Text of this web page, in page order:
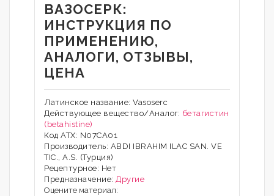
ВАЗОСЕРК:
ИНСТРУКЦИЯ ПО
ПРИМЕНЕНИЮ,
АНАЛОГИ, ОТЗЫВЫ,
ЦЕНА
Латинское название: Vasoserc
Действующее вещество/Аналог: бетагистин
(betahistine)
Код АТХ: N07CA01
Производитель: ABDI IBRAHIM ILAC SAN. VE
TIC., A.S. (Турция)
Рецептурное: Нет
Предназначение: Другие
Оцените материал: